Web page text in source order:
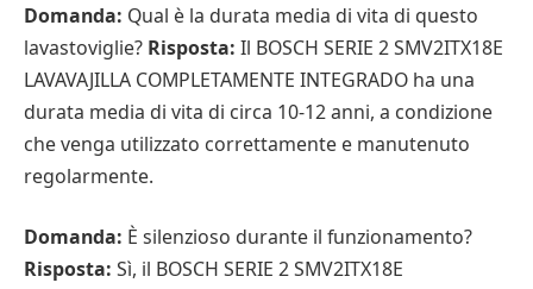
Domanda: Qual è la durata media di vita di questo
lavastoviglie? Risposta: Il BOSCH SERIE 2 SMV2ITX18E
LAVAVAJILLA COMPLETAMENTE INTEGRADO ha una
durata media di vita di circa 10-12 anni, a condizione
che venga utilizzato correttamente e manutenuto
regolarmente.
Domanda: È silenzioso durante il funzionamento?
Risposta: Sì, il BOSCH SERIE 2 SMV2ITX18E